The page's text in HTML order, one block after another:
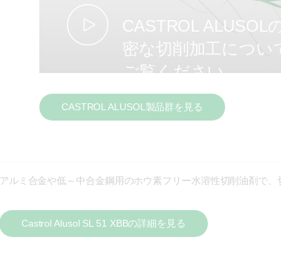
CASTROL ALUSOL
密な切削加工につい
ご覧ください
CASTROL ALUSOL製品群を見る
アルミ合金や低～中合金鋼用のホウ素フリー水溶性切削油剤で
Castrol Alusol SL 51 XBBの詳細を見る